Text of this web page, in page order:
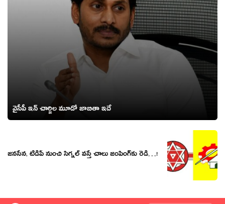
వైసీపీ ఇన్ చార్జిల మూడో జాబితా ఇదే
జ‌న‌సేన‌, టీడీపీ నుంచి సిగ్న‌ల్ వ‌స్తే చాలు జంపింగ్‌కు రెడీ…!